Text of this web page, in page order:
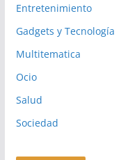
Entretenimiento
Gadgets y Tecnología
Multitematica
Ocio
Salud
Sociedad